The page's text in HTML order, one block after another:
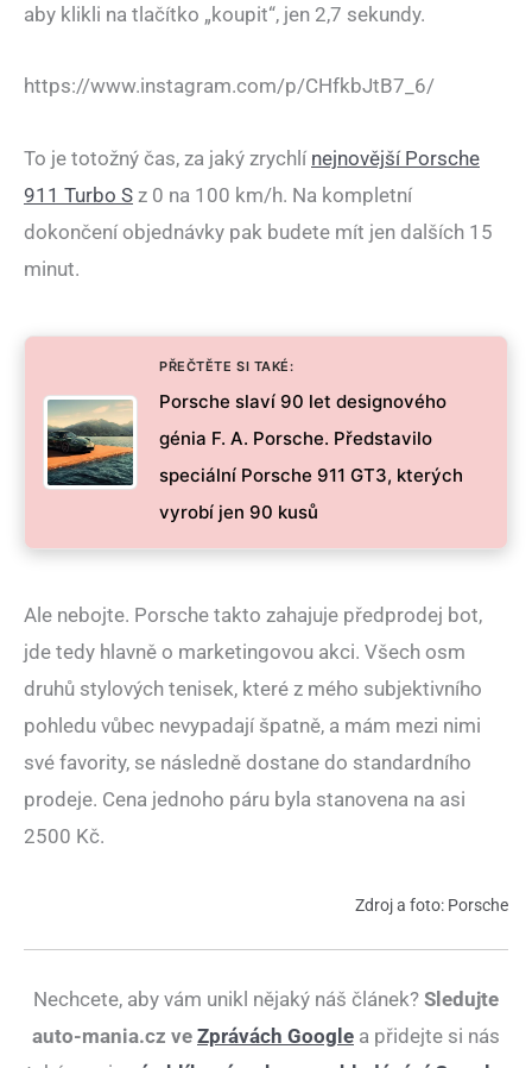
aby klikli na tlačítko „koupit“, jen 2,7 sekundy.
https://www.instagram.com/p/CHfkbJtB7_6/
To je totožný čas, za jaký zrychlí nejnovější Porsche
911 Turbo S z 0 na 100 km/h. Na kompletní
dokončení objednávky pak budete mít jen dalších 15
minut.
PŘEČTĚTE SI TAKÉ:
Porsche slaví 90 let designového
génia F. A. Porsche. Představilo
speciální Porsche 911 GT3, kterých
vyrobí jen 90 kusů
Ale nebojte. Porsche takto zahajuje předprodej bot,
jde tedy hlavně o marketingovou akci. Všech osm
druhů stylových tenisek, které z mého subjektivního
pohledu vůbec nevypadají špatně, a mám mezi nimi
své favority, se následně dostane do standardního
prodeje. Cena jednoho páru byla stanovena na asi
2500 Kč.
Zdroj a foto: Porsche
Nechcete, aby vám unikl nějaký náš článek? Sledujte
auto-mania.cz ve Zprávách Google a přidejte si nás